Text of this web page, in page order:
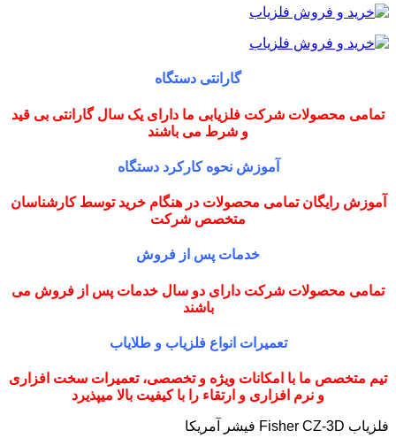
گارانتی دستگاه
تمامی محصولات شرکت فلزیابی ما دارای یک سال گارانتی بی قید
و شرط می باشند
آموزش نحوه کارکرد دستگاه
آموزش رایگان تمامی محصولات در هنگام خرید توسط کارشناسان
متخصص شرکت
خدمات پس از فروش
تمامی محصولات شرکت دارای دو سال خدمات پس از فروش می
باشند
تعمیرات انواع فلزیاب و طلایاب
تیم متخصص ما با امکانات ویژه و تخصصی، تعمیرات سخت افزاری
و نرم افزاری و ارتقاء را با کیفیت بالا میپذیرد
فلزیاب Fisher CZ-3D فیشر آمریکا